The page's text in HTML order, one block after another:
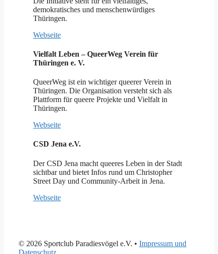
demokratisches und menschenwürdiges
Thüringen.
Webseite
Vielfalt Leben – QueerWeg Verein für
Thüringen e. V.
QueerWeg ist ein wichtiger queerer Verein in
Thüringen. Die Organisation versteht sich als
Plattform für queere Projekte und Vielfalt in
Thüringen.
Webseite
CSD Jena e.V.
Der CSD Jena macht queeres Leben in der Stadt
sichtbar und bietet Infos rund um Christopher
Street Day und Community-Arbeit in Jena.
Webseite
© 2026 Sportclub Paradiesvögel e.V. • Impressum und
Datenschutz